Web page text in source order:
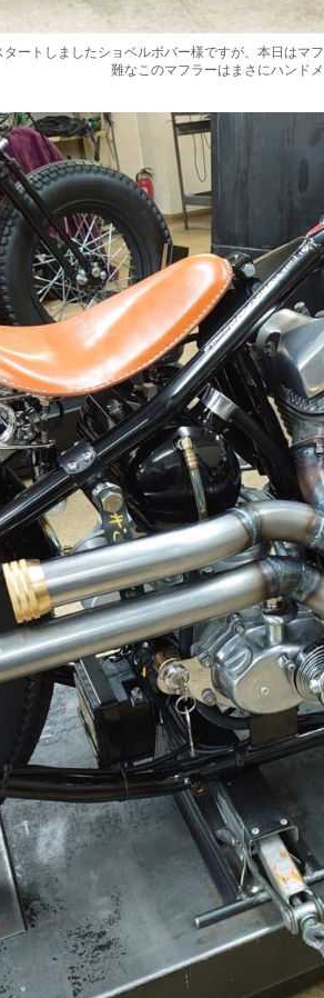
ートしましたショベルボバー様ですが、本日はマ
難なこのマフラーはまさにハンドメ